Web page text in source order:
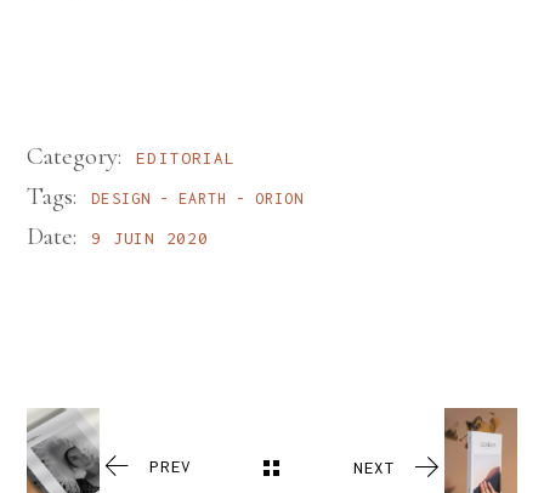
Category: EDITORIAL
Tags: DESIGN EARTH ORION
Date: 9 JUIN 2020
PREV NEXT